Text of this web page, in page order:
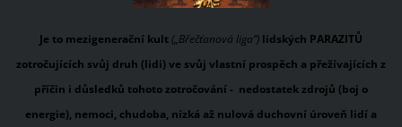
Je to mezigenerační kult („Břečťanová liga“) lidských PARAZITŮ
zotročujících svůj druh (lidi) ve svůj vlastní prospěch a přežívajících z
příčin i důsledků tohoto zotročování - nedostatek zdrojů (boj o
energie), nemoci, chudoba, nízká až nulová duchovní úroveň lidí a